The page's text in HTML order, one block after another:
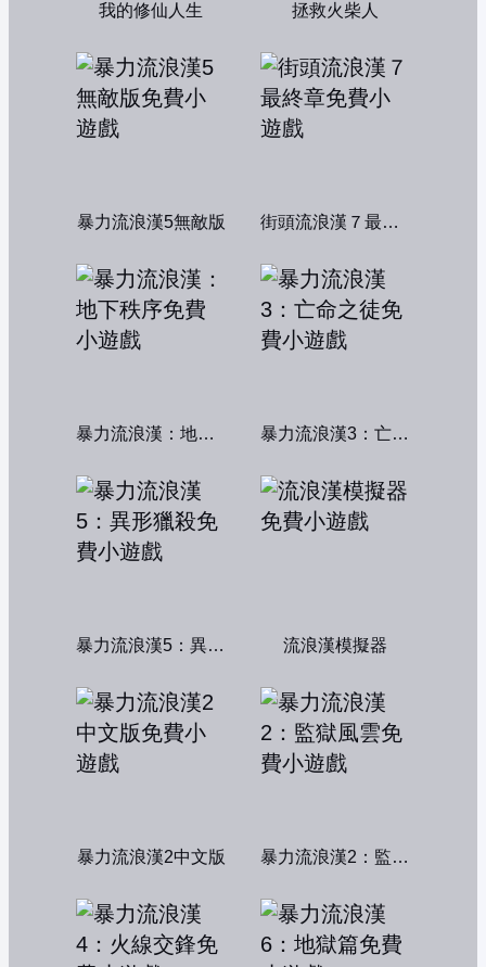
我的修仙人生 拯救火柴人
暴力流浪漢5無敵版 街頭流浪漢７最終章
暴力流浪漢：地下秩序 暴力流浪漢3：亡命之徒
暴力流浪漢5：異形獵殺 流浪漢模擬器
暴力流浪漢2中文版 暴力流浪漢2：監獄風雲